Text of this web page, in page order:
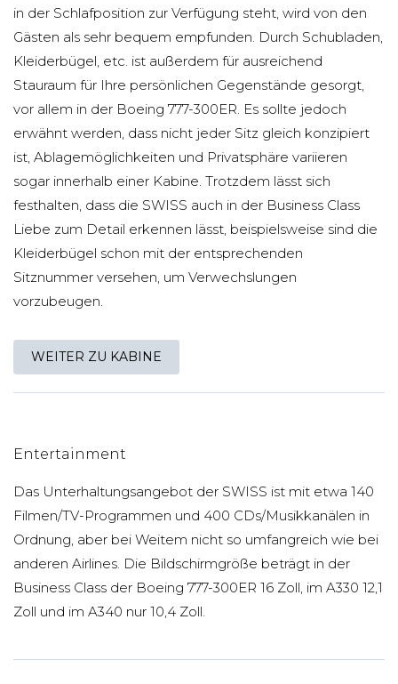
in der Schlafposition zur Verfügung steht, wird von den
Gästen als sehr bequem empfunden. Durch Schubladen,
Kleiderbügel, etc. ist außerdem für ausreichend
Stauraum für Ihre persönlichen Gegenstände gesorgt,
vor allem in der Boeing 777-300ER. Es sollte jedoch
erwähnt werden, dass nicht jeder Sitz gleich konzipiert
ist, Ablagemöglichkeiten und Privatsphäre variieren
sogar innerhalb einer Kabine. Trotzdem lässt sich
festhalten, dass die SWISS auch in der Business Class
Liebe zum Detail erkennen lässt, beispielsweise sind die
Kleiderbügel schon mit der entsprechenden
Sitznummer versehen, um Verwechslungen
vorzubeugen.
WEITER ZU KABINE
Entertainment
Das Unterhaltungsangebot der SWISS ist mit etwa 140
Filmen/TV-Programmen und 400 CDs/Musikkanälen in
Ordnung, aber bei Weitem nicht so umfangreich wie bei
anderen Airlines. Die Bildschirmgröße beträgt in der
Business Class der Boeing 777-300ER 16 Zoll, im A330 12,1
Zoll und im A340 nur 10,4 Zoll.